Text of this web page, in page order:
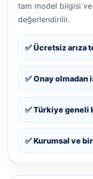
tam model bilgisi
değerlendirilir.
✅ Ücretsiz arıza
✅ Onay olmadan
✅ Türkiye geneli
✅ Kurumsal ve